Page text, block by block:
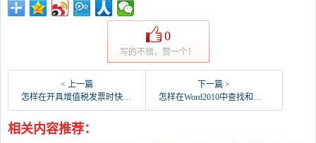
0
写的不错，赞一个！
< 上一篇
怎样在开具增值税发票时快速查找商品编码？
下一篇 >
怎样在Word2010中查找和替换字符格式？
相关内容推荐：